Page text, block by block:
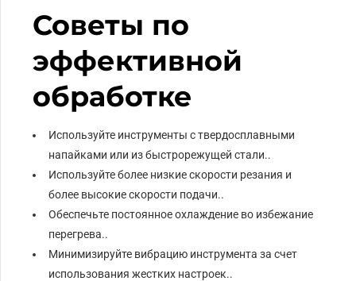
Советы по
эффективной
обработке
Используйте инструменты с твердосплавными
напайками или из быстрорежущей стали..
Используйте более низкие скорости резания и
более высокие скорости подачи..
Обеспечьте постоянное охлаждение во избежание
перегрева..
Минимизируйте вибрацию инструмента за счет
использования жестких настроек..